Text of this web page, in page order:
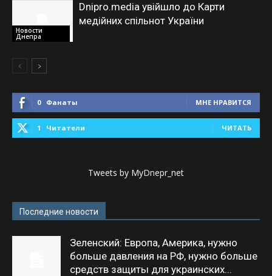
Новости
Днепра
Dnipro.media увійшло до Карти
медійних спільнот України
0 Фанаты МНЕ НРАВИТСЯ
1 Читатели ЧИТАТЬ
Tweets by MyDnepr_net
Последние новости
Зеленский: Европа, Америка, нужно
больше давления на РФ, нужно больше
средств защиты для украинских...